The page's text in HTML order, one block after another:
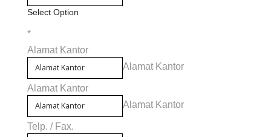
Select Option
*
Alamat Kantor
Alamat Kantor
Alamat Kantor
Alamat Kantor
Telp. / Fax.